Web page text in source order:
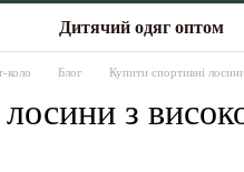
Дитячий одяг оптом
коло Блог Купити спортивні
з